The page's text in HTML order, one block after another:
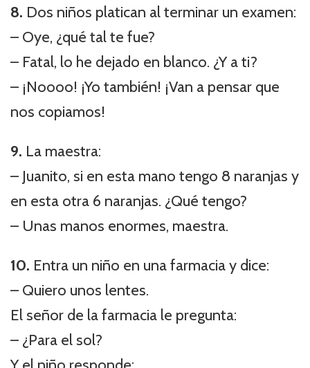
8. Dos niños platican al terminar un examen:
– Oye, ¿qué tal te fue?
– Fatal, lo he dejado en blanco. ¿Y a ti?
– ¡Noooo! ¡Yo también! ¡Van a pensar que
nos copiamos!
9. La maestra:
– Juanito, si en esta mano tengo 8 naranjas y
en esta otra 6 naranjas. ¿Qué tengo?
– Unas manos enormes, maestra.
10. Entra un niño en una farmacia y dice:
– Quiero unos lentes.
El señor de la farmacia le pregunta:
– ¿Para el sol?